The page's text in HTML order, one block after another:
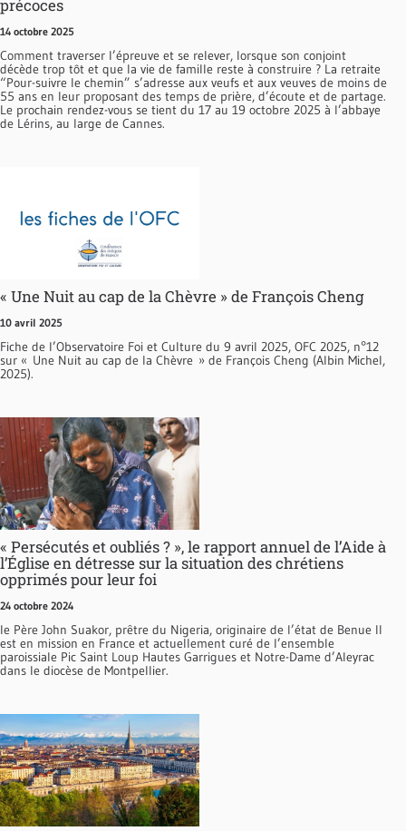
précoces
14 octobre 2025
Comment traverser l’épreuve et se relever, lorsque son conjoint
décède trop tôt et que la vie de famille reste à construire ? La retraite
“Pour-suivre le chemin” s’adresse aux veufs et aux veuves de moins de
55 ans en leur proposant des temps de prière, d’écoute et de partage.
Le prochain rendez-vous se tient du 17 au 19 octobre 2025 à l’abbaye
de Lérins, au large de Cannes.
« Une Nuit au cap de la Chèvre » de François Cheng
10 avril 2025
Fiche de l’Observatoire Foi et Culture du 9 avril 2025, OFC 2025, n°12
sur « Une Nuit au cap de la Chèvre » de François Cheng (Albin Michel,
2025).
« Persécutés et oubliés ? », le rapport annuel de l’Aide à
l’Église en détresse sur la situation des chrétiens
opprimés pour leur foi
24 octobre 2024
le Père John Suakor, prêtre du Nigeria, originaire de l’état de Benue Il
est en mission en France et actuellement curé de l’ensemble
paroissiale Pic Saint Loup Hautes Garrigues et Notre-Dame d’Aleyrac
dans le diocèse de Montpellier.